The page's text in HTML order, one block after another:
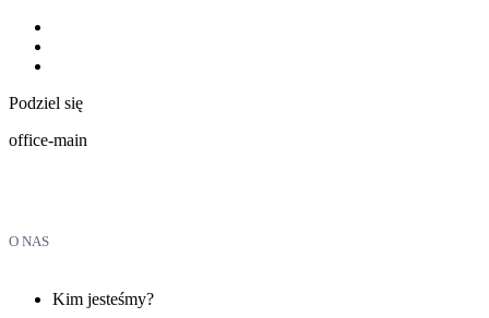
Podziel się
office-main
O NAS
Kim jesteśmy?